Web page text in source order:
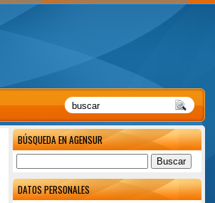
BÚSQUEDA EN AGENSUR
DATOS PERSONALES